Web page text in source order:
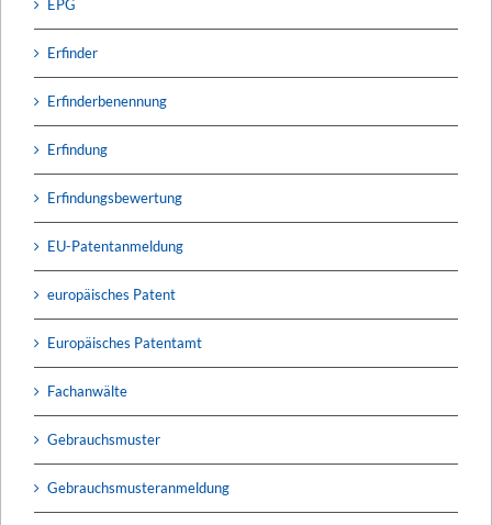
EPG
Erfinder
Erfinderbenennung
Erfindung
Erfindungsbewertung
EU-Patentanmeldung
europäisches Patent
Europäisches Patentamt
Fachanwälte
Gebrauchsmuster
Gebrauchsmusteranmeldung